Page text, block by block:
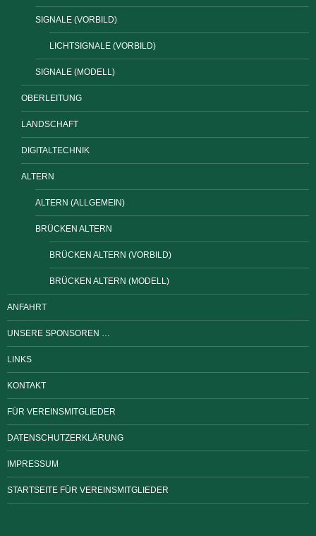
SIGNALE (VORBILD)
LICHTSIGNALE (VORBILD)
SIGNALE (MODELL)
OBERLEITUNG
LANDSCHAFT
DIGITALTECHNIK
ALTERN
ALTERN (ALLGEMEIN)
BRÜCKEN ALTERN
BRÜCKEN ALTERN (VORBILD)
BRÜCKEN ALTERN (MODELL)
ANFAHRT
UNSERE SPONSOREN …
LINKS
KONTAKT
FÜR VEREINSMITGLIEDER
DATENSCHUTZERKLÄRUNG
IMPRESSUM
STARTSEITE FÜR VEREINSMITGLIEDER